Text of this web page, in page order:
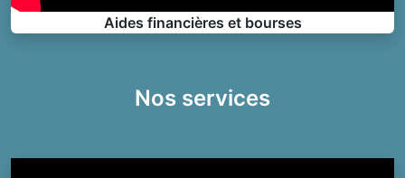
Aides financières et bourses
Nos services